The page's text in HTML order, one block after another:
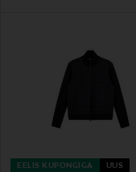
EELIS KUPONGIGA UUS